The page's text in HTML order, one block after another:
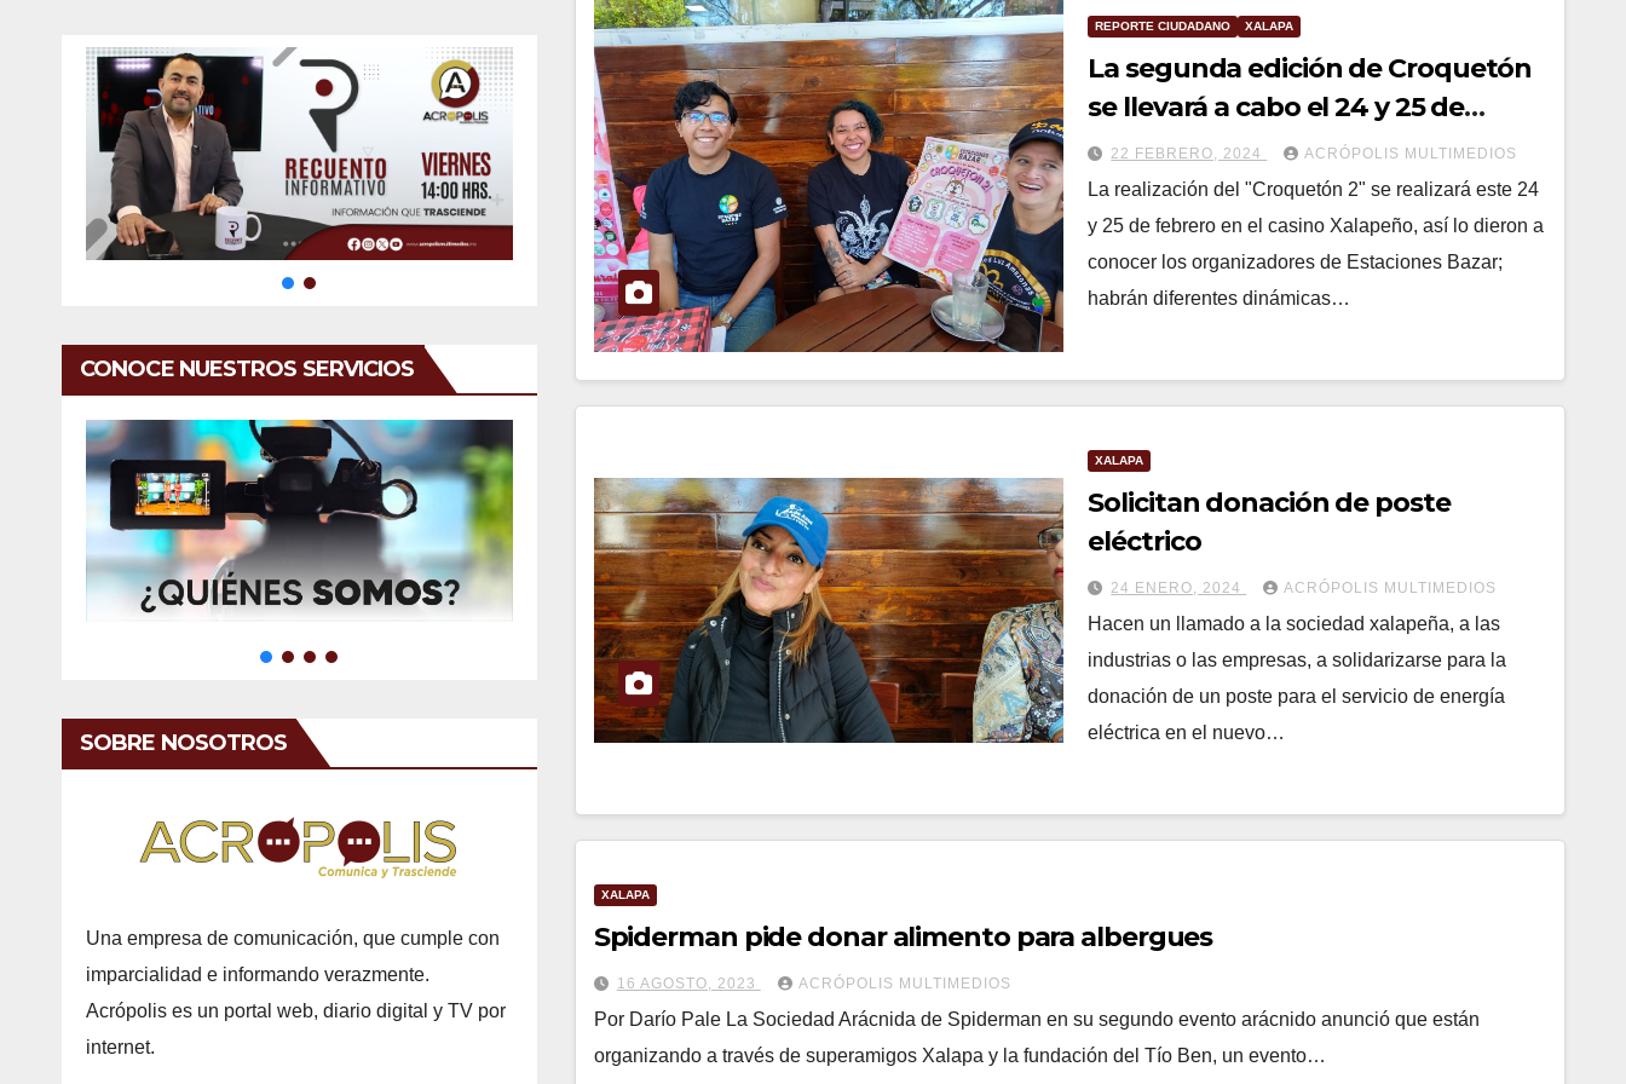
CONOCE NUESTROS SERVICIOS
SOBRE NOSOTROS
Una empresa de comunicación, que cumple con
imparcialidad e informando verazmente.
Acrópolis es un portal web, diario digital y TV por
internet.
REPORTE CIUDADANO XALAPA
La segunda edición de Croquetón
se llevará a cabo el 24 y 25 de
febrero
22 FEBRERO, 2024 ACRÓPOLIS MULTIMEDIOS
La realización del "Croquetón 2" se realizará este 24
y 25 de febrero en el casino Xalapeño, así lo dieron a
conocer los organizadores de Estaciones Bazar;
habrán diferentes dinámicas…
XALAPA
Solicitan donación de poste
eléctrico
24 ENERO, 2024 ACRÓPOLIS MULTIMEDIOS
Hacen un llamado a la sociedad xalapeña, a las
industrias o las empresas, a solidarizarse para la
donación de un poste para el servicio de energía
eléctrica en el nuevo…
XALAPA
Spiderman pide donar alimento para albergues
16 AGOSTO, 2023 ACRÓPOLIS MULTIMEDIOS
Por Darío Pale La Sociedad Arácnida de Spiderman en su segundo evento arácnido anunció que están
organizando a través de superamigos Xalapa y la fundación del Tío Ben, un evento…